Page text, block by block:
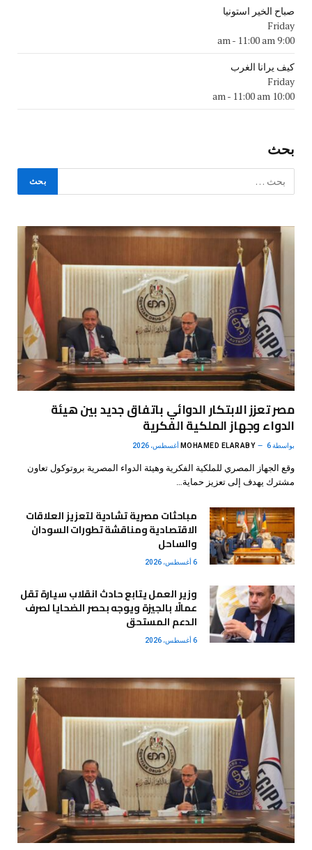
صباح الخير استونيا
Friday
9:00 am
- 11:00 am
كيف يرانا الغرب
Friday
10:00 am
- 11:00 am
بحث
مصر تعزز الابتكار الدوائي باتفاق جديد بين هيئة
الدواء وجهاز الملكية الفكرية
بواسطة MOHAMED ELARABY 6 أغسطس، 2026
وقع الجهاز المصري للملكية الفكرية وهيئة الدواء المصرية بروتوكول تعاون
مشترك يهدف إلى تعزيز حماية…
مباحثات مصرية تشادية لتعزيز العلاقات
الاقتصادية ومناقشة تطورات السودان
والساحل
6 أغسطس، 2026
وزير العمل يتابع حادث انقلاب سيارة تقل
عمالًا بالجيزة ويوجه بحصر الضحايا لصرف
الدعم المستحق
6 أغسطس، 2026